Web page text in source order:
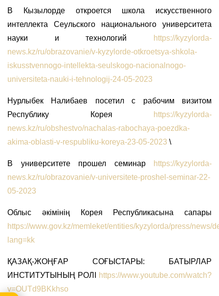
В Кызылорде откроется школа искусственного
интеллекта Сеульского национального университета
науки и технологий
https://kyzylorda-
news.kz/ru/obrazovanie/v-kyzylorde-otkroetsya-shkola-
iskusstvennogo-intellekta-seulskogo-nacionalnogo-
universiteta-nauki-i-tehnologij-24-05-2023
Нурлыбек Налибаев посетил с рабочим визитом
Республику Корея
https://kyzylorda-
news.kz/ru/obshestvo/nachalas-rabochaya-poezdka-
akima-oblasti-v-respubliku-koreya-23-05-2023 \
В университете прошел семинар
https://kyzylorda-
news.kz/ru/obrazovanie/v-universitete-proshel-seminar-22-
05-2023
Облыс әкімінің Корея Республикасына сапары
https://www.gov.kz/memleket/entities/kyzylorda/press/news/
lang=kk
ҚАЗАҚ-ЖОҢҒАР СОҒЫСТАРЫ: БАТЫРЛАР
ИНСТИТУТЫНЫҢ РОЛІ
https://www.youtube.com/watch?
v=OUTd9BKkhso